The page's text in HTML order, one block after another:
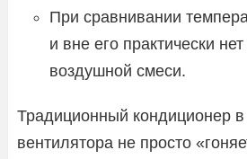
При сравнивании
и вне его практически
воздушной смеси.
Традиционный кондиционер в
вентилятора не просто